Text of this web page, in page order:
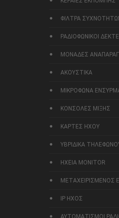
ΦΙΛΤΡΑ
ΡΑΔΙΟΦΩΝΙΚΟΙ
ΜΟΝΑΔΕΣ
ΑΚΟΥΣΤΙΚΑ
ΜΙΚΡΟΦΩΝΑ
ΚΟΝΣΟΛΕΣ ΜΙΞΗΣ
ΚΑΡΤΕΣ ΗΧΟΥ
ΥΒΡΙΔΙΚΑ
ΗΧΕΙΑ MONITOR
ΜΕΤΑΧΕΙΡΙΣΜΕΝΟΣ
IP ΗΧΟΣ
ΑΥΤΟΜΑΤΙΣΜΟΙ